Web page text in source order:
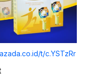
t/c.YSTzRr